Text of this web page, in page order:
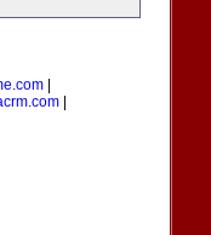
|
|